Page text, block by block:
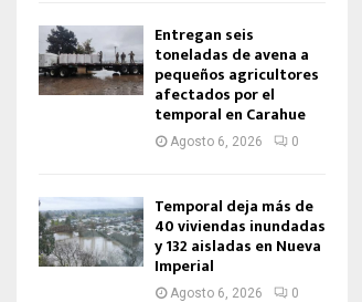
Entregan seis
toneladas de avena a
pequeños agricultores
afectados por el
temporal en Carahue
Agosto 6, 2026 0
Temporal deja más de
40 viviendas inundadas
y 132 aisladas en Nueva
Imperial
Agosto 6, 2026 0